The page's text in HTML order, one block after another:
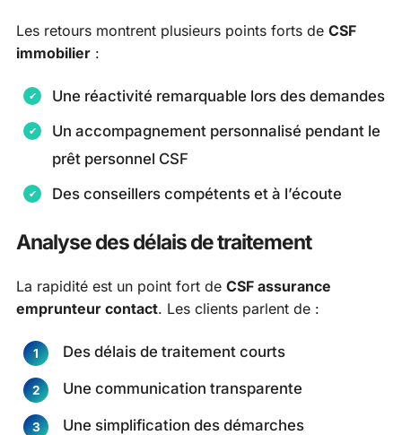
Les retours montrent plusieurs points forts de CSF
immobilier :
Une réactivité remarquable lors des demandes
Un accompagnement personnalisé pendant le
prêt personnel CSF
Des conseillers compétents et à l’écoute
Analyse des délais de traitement
La rapidité est un point fort de CSF assurance
emprunteur contact. Les clients parlent de :
Des délais de traitement courts
Une communication transparente
Une simplification des démarches